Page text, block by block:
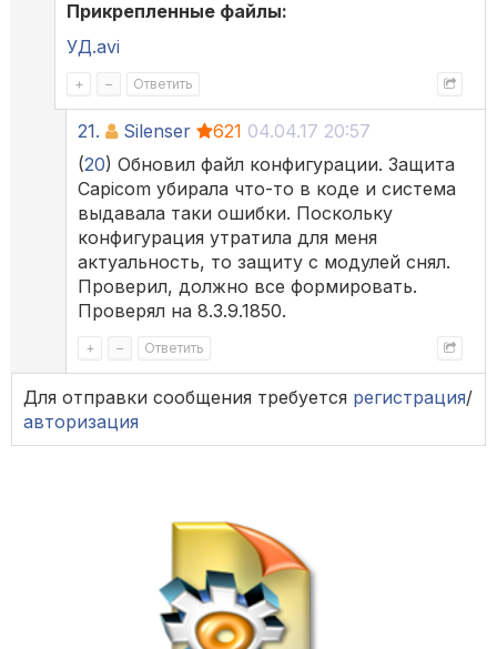
Прикрепленные файлы:
УД.avi
+ – Ответить
21. Silenser 621 04.04.17 20:57
(20) Обновил файл конфигурации. Защита
Capicom убирала что-то в коде и система
выдавала таки ошибки. Поскольку
конфигурация утратила для меня
актуальность, то защиту с модулей снял.
Проверил, должно все формировать.
Проверял на 8.3.9.1850.
+ – Ответить
Для отправки сообщения требуется регистрация/
авторизация